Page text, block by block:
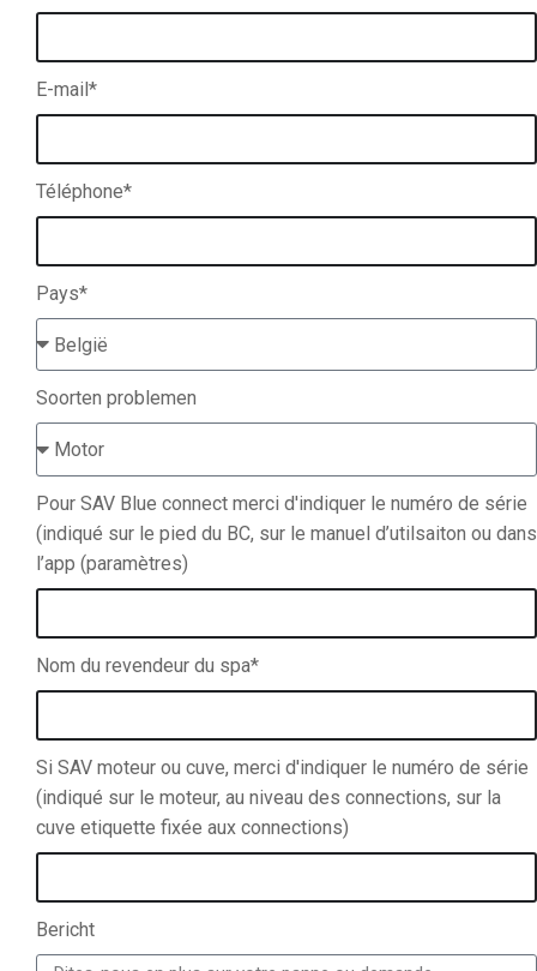
E-mail*
Téléphone*
Pays*
Soorten problemen
Pour SAV Blue connect merci d'indiquer le numéro de série
(indiqué sur le pied du BC, sur le manuel d’utilsaiton ou dans
l’app (paramètres)
Nom du revendeur du spa*
Si SAV moteur ou cuve, merci d'indiquer le numéro de série
(indiqué sur le moteur, au niveau des connections, sur la
cuve etiquette fixée aux connections)
Bericht